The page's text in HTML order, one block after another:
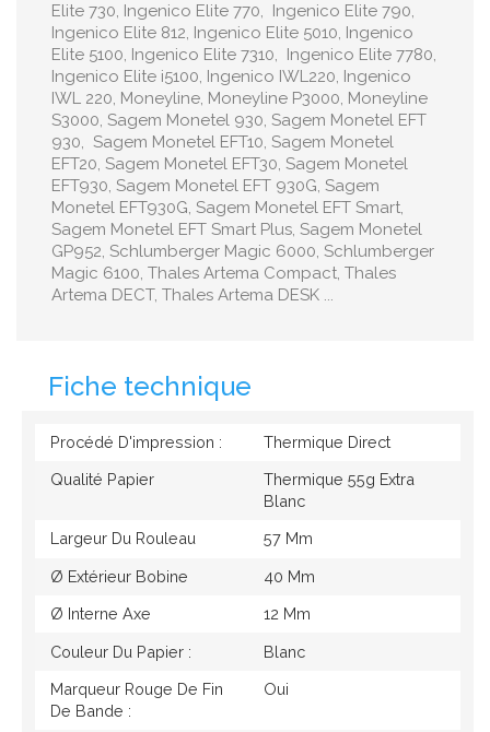
Elite 730, Ingenico Elite 770, Ingenico Elite 790,
Ingenico Elite 812, Ingenico Elite 5010, Ingenico
Elite 5100, Ingenico Elite 7310, Ingenico Elite 7780,
Ingenico Elite i5100, Ingenico IWL220, Ingenico
IWL 220, Moneyline, Moneyline P3000, Moneyline
S3000, Sagem Monetel 930, Sagem Monetel EFT
930, Sagem Monetel EFT10, Sagem Monetel
EFT20, Sagem Monetel EFT30, Sagem Monetel
EFT930, Sagem Monetel EFT 930G, Sagem
Monetel EFT930G, Sagem Monetel EFT Smart,
Sagem Monetel EFT Smart Plus, Sagem Monetel
GP952, Schlumberger Magic 6000, Schlumberger
Magic 6100, Thales Artema Compact, Thales
Artema DECT, Thales Artema DESK ...
Fiche technique
Procédé D'impression : Thermique Direct
Qualité Papier
Thermique 55g Extra
Blanc
Largeur Du Rouleau 57 Mm
Ø Extérieur Bobine 40 Mm
Ø Interne Axe 12 Mm
Couleur Du Papier : Blanc
Marqueur Rouge De Fin
De Bande :
Oui